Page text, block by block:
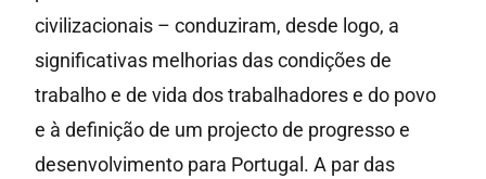
civilizacionais – conduziram, desde logo, a
significativas melhorias das condições de
trabalho e de vida dos trabalhadores e do povo
e à definição de um projecto de progresso e
desenvolvimento para Portugal. A par das